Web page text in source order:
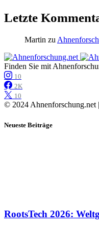
Letzte
Martin zu
Finden Sie mit
10
2K
10
© 2024 Ahnenforschung.net |
Neueste Beiträge
RootsTech 2026: